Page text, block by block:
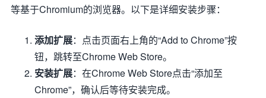
等基于Chromium的浏览器。以下是详细安装步骤：
添加扩展：点击页面右上角的“Add to Chrome”按
钮，跳转至Chrome Web Store。
安装扩展：在Chrome Web Store点击“添加至
Chrome”，确认后等待安装完成。